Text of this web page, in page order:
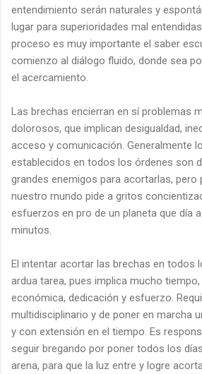
entendimiento serán naturales y
lugar para superioridades mal
proceso es muy importante el saber
comienzo al diálogo fluido, donde sea
el acercamiento.
Las brechas encierran en sí problemas
dolorosos, que implican desigualdad,
acceso y comunicación. Generalmente
establecidos en todos los órdenes son
grandes enemigos para acortarlas, pero
nuestro mundo pide a gritos
esfuerzos en pro de un planeta que día
minutos.
El intentar acortar las brechas en todos
ardua tarea, pues implica mucho
económica, dedicación y esfuerzo.
multidisciplinario y de poner en marcha
y con extensión en el tiempo. Es
seguir bregando por poner todos los
arena, para que la luz entre y logre